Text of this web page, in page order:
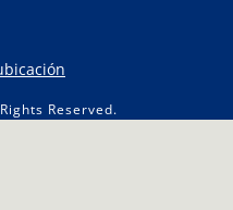
Reserved.